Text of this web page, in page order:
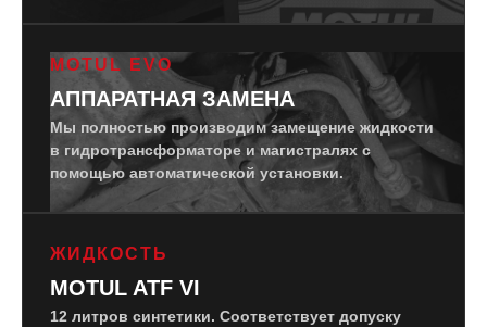
MOTUL EVO
АППАРАТНАЯ ЗАМЕНА
Мы полностью производим замещение жидкости
в гидротрансформаторе и магистралях с
помощью автоматической установки.
ЖИДКОСТЬ
MOTUL ATF VI
12 литров синтетики. Соответствует допуску